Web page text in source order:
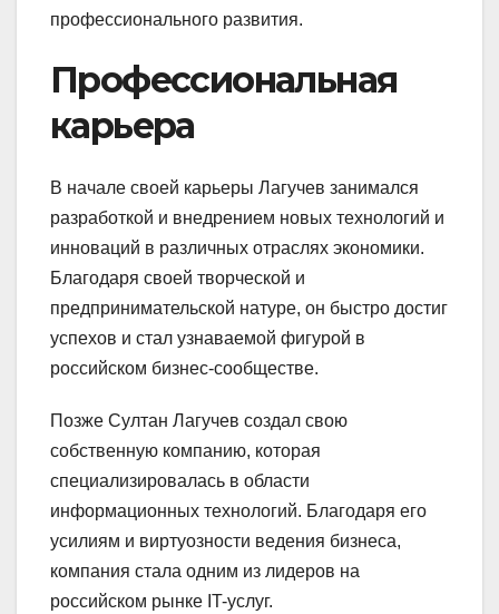
профессионального развития.
Профессиональная
карьера
В начале своей карьеры Лагучев занимался
разработкой и внедрением новых технологий и
инноваций в различных отраслях экономики.
Благодаря своей творческой и
предпринимательской натуре, он быстро достиг
успехов и стал узнаваемой фигурой в
российском бизнес-сообществе.
Позже Султан Лагучев создал свою
собственную компанию, которая
специализировалась в области
информационных технологий. Благодаря его
усилиям и виртуозности ведения бизнеса,
компания стала одним из лидеров на
российском рынке IT-услуг.